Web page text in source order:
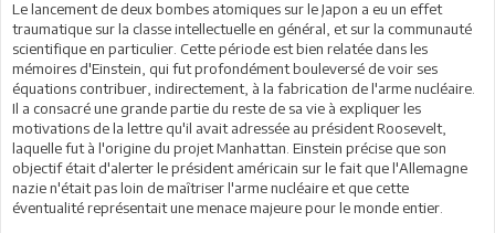
Le lancement de deux bombes atomiques sur le Japon a eu un effet
traumatique sur la classe intellectuelle en général, et sur la communauté
scientifique en particulier. Cette période est bien relatée dans les
mémoires d'Einstein, qui fut profondément bouleversé de voir ses
équations contribuer, indirectement, à la fabrication de l'arme nucléaire.
Il a consacré une grande partie du reste de sa vie à expliquer les
motivations de la lettre qu'il avait adressée au président Roosevelt,
laquelle fut à l'origine du projet Manhattan. Einstein précise que son
objectif était d'alerter le président américain sur le fait que l'Allemagne
nazie n'était pas loin de maîtriser l'arme nucléaire et que cette
éventualité représentait une menace majeure pour le monde entier.